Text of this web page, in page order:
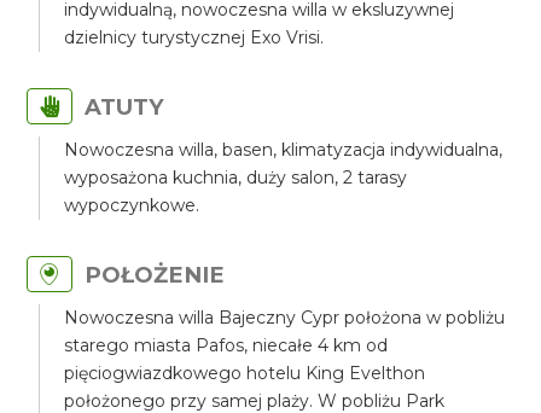
indywidualną, nowoczesna willa w eksluzywnej
dzielnicy turystycznej Exo Vrisi.
ATUTY
Nowoczesna willa, basen, klimatyzacja indywidualna,
wyposażona kuchnia, duży salon, 2 tarasy
wypoczynkowe.
POŁOŻENIE
Nowoczesna willa Bajeczny Cypr położona w pobliżu
starego miasta Pafos, niecałe 4 km od
pięciogwiazdkowego hotelu King Evelthon
położonego przy samej plaży. W pobliżu Park